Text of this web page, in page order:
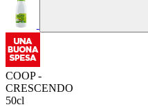
COOP -
CRESCENDO
50cl